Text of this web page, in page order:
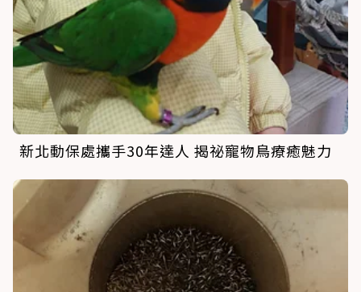
新北動保處攜手30年達人 揭祕寵物鳥療癒魅力